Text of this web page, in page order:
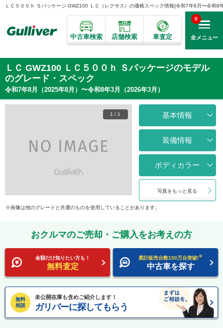
ＬＣ５００ｈ Ｓパッケージ GWZ100 ＬＣ（レクサス）の価格スペック情報{令和7年8月〜令和8
中古車検索 店舗検索 車査定 全メニュー
0
ＬＣ GWZ100 ＬＣ５００ｈ Ｓパッケージのモデル
のグレード・スペック
令和7年8月（2025年8月）〜令和8年3月（2026年3月）
1 / 1 基本情報
装備情報
ボディカラー
写真をもっと見る
画像は他のグレードと共通のものを使用していることがあります。
おクルマのご売却・ご購入をお考えの方
金額だけ知りたい方も！
無料査定
累計販売台数150万台突破!※
中古車を探す
無料
相談
未公開在庫も含めご紹介します！
ガリバーに探してもらう